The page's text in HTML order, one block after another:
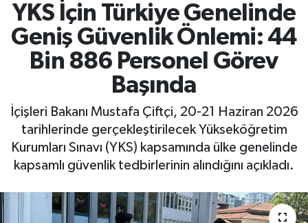
YKS İçin Türkiye Genelinde
Geniş Güvenlik Önlemi: 44
Bin 886 Personel Görev
Başında
İçişleri Bakanı Mustafa Çiftçi, 20-21 Haziran 2026
tarihlerinde gerçekleştirilecek Yükseköğretim
Kurumları Sınavı (YKS) kapsamında ülke genelinde
kapsamlı güvenlik tedbirlerinin alındığını açıkladı.
DÜNYA
EĞİTİM
ELAZIĞ
GÜNDEM
Tüm Manşetler
Son Dakika Haberleri